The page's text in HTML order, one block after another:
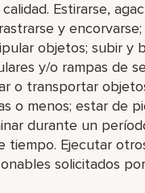
Estirarse,
y encorvarse;
objetos; subir y
y/o rampas de
o transportar
o menos; estar de
durante un
tiempo. Ejecutar
solicitados por